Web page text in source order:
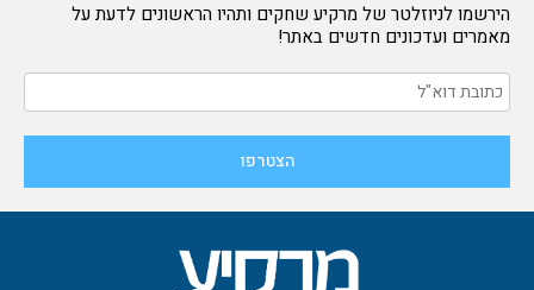
הירשמו לניוזלטר של מרקיע שחקים ותהיו הראשונים לדעת על
מאמרים ועדכונים חדשים באתר!